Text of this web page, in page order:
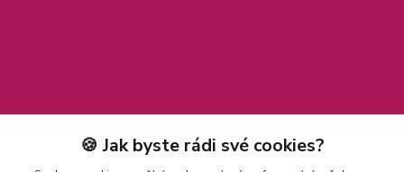
🍪 Jak byste rádi své cookies?